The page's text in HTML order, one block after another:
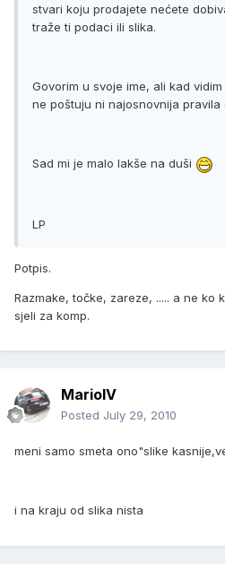
stvari koju prodajete nećete
traže ti podaci ili slika.
Govorim u svoje ime, ali kad
ne poštuju ni najosnovnija pravila
Sad mi je malo lakše na duši
LP
Potpis.
Razmake, točke, zareze, ..... a ne ko
sjeli za komp.
MarioIV
Posted July 29, 2010
meni samo smeta ono"slike
i na kraju od slika nista